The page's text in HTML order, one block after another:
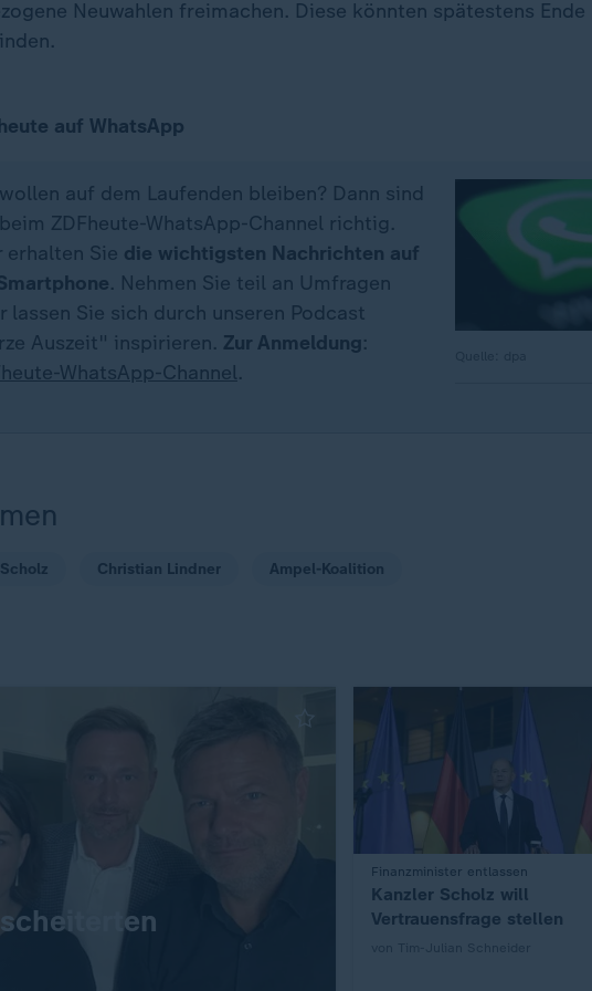
Neuwahlen freimachen. Diese könnten spätestens Ende
auf WhatsApp
auf dem Laufenden bleiben? Dann sind
ZDFheute-WhatsApp-Channel richtig.
erhalten Sie die wichtigsten Nachrichten auf
. Nehmen Sie teil an Umfragen
lassen Sie sich durch unseren Podcast
Auszeit" inspirieren. Zur Anmeldung:
WhatsApp-Channel.
Christian Lindner Ampel-Koalition
Finanzminister entlassen
:
Kanzler Scholz will
Vertrauensfrage stellen